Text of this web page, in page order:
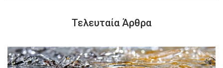
Τελευταία Άρθρα